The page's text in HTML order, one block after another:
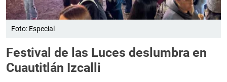
Foto: Especial
Festival de las Luces deslumbra en
Cuautitlán Izcalli